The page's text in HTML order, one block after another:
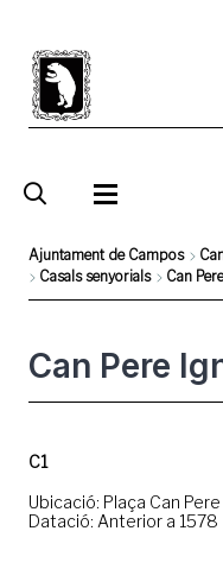
contingut
Fil
Ajuntament de Campos
Casals senyorials
Can
Can Pere
C1
Ubicació: Plaça Can
Datació: Anterior a 1578